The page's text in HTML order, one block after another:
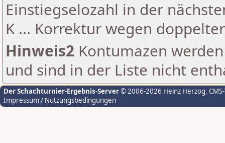
Einstiegselozahl in der
K ... Korrektur wegen
Hinweis2 Kontumazen
und sind in der Liste nicht
Der Schachturnier-Ergebnis-Server© 2006-2026 Heinz Herzog,
Impressum / Nutzungsbedingungen